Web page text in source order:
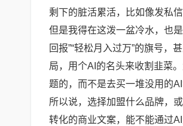
剩下的脏活累活，比如像发私
但是我得在这泼一盆冷水，也
回报”“轻松月入过万”的旗号，
局，用个AI的名头来收割韭菜
题的，而不是去买一堆没用的
所以说，选择加盟什么品牌，
转化的商业文案，能不能通过